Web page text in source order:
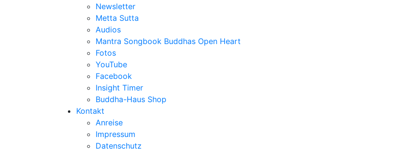
Newsletter
Metta Sutta
Audios
Mantra Songbook Buddhas Open Heart
Fotos
YouTube
Facebook
Insight Timer
Buddha-Haus Shop
Kontakt
Anreise
Impressum
Datenschutz